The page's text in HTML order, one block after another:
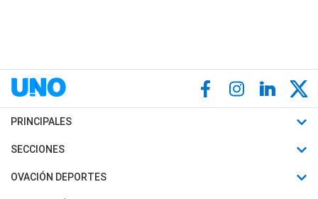
PRINCIPALES
Últimas Noticias
Política
SECCIONES
Horóscopo
OVACIÓN DEPORTES